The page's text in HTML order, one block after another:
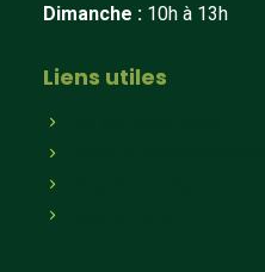
Dimanche : 10h à 13h
Liens utiles